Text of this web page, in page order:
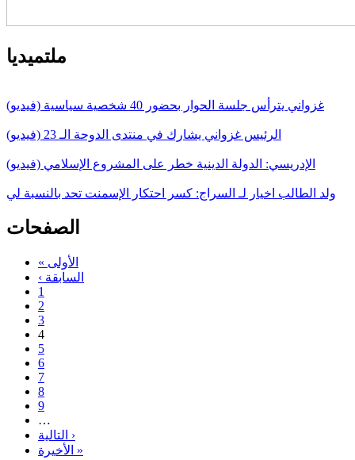
ملتميديا
غزواني يترأس جلسة الحوار بحضور 40 شخصية سياسية (فيديو)
الرئيس غزواني يشارك في منتدى الدوحة الـ 23 (فيديو)
الإدريسي: الدولة الدينية خطر على المشروع الإسلامي (فيديو)
ولد الطالب اخيار لـ السراج: كسر احتكار الإسمنت تحد بالنسبة لي
الصفحات
« الأولى
‹ السابقة
1
2
3
4
5
6
7
8
9
…
التالية ›
الأخيرة »